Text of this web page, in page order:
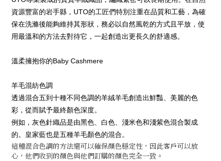
資源豐富的岩手縣，UTO的工匠們特別注重在品質和工藝，為確
保在洗滌後能夠維持其形狀，務必以自然風乾的方式且平放，使
用最溫和的方法去對待它，一起創造出更長久的舒適感。
溫柔擁抱你的Baby Cashmere
羊毛混紡色調
透過混合五到十種不同色調的羊絨羊毛創造出鮮豔、美麗的色
彩，從而賦予最終顏色深度。
例如，灰色針織品是由黑色、白色、淺米色和淺紫色混合製成
的。皇家藍也是五種羊毛顏色的混合。
這種混合色調的方法還可以確保顏色穩定性，因此客戶可以放
心，他們收到的顏色與他們訂購的顏色完全一致。